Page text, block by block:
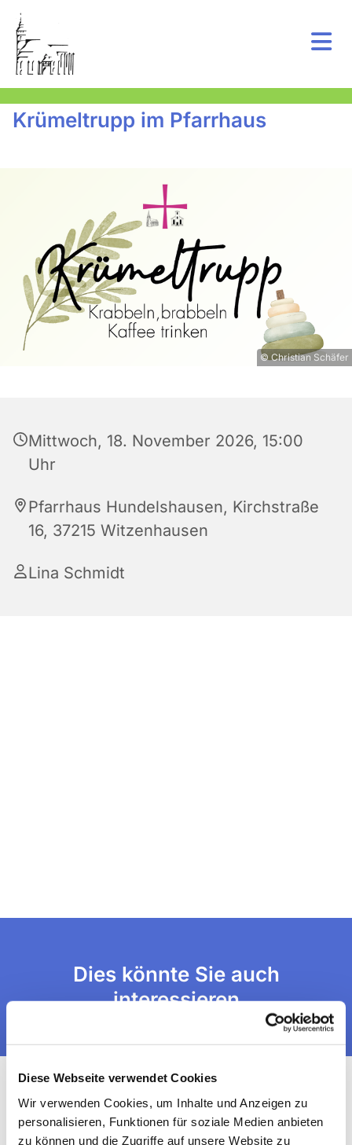
Diese Webseite verwendet Cookies
Wir verwenden Cookies, um Inhalte und Anzeigen zu
personalisieren, Funktionen für soziale Medien anbieten
zu können und die Zugriffe auf unsere Website zu
Krümeltrupp im Pfarrhaus
© Christian Schäfer
Mittwoch, 18. November 2026, 15:00
Uhr
Pfarrhaus Hundelshausen, Kirchstraße
16, 37215 Witzenhausen
Lina Schmidt
Dies könnte Sie auch
interessieren